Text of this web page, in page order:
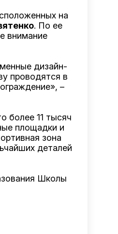
на
. По ее
внимание
дизайн-
проводятся в
–
более 11 тысяч
площадки и
зона
деталей
Школы